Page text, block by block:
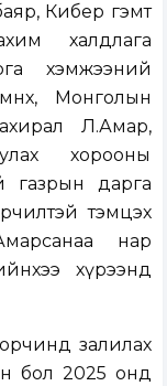
Кибер гэмт
халдлага
хэмжээний
Монголын
Л.Амар,
хорооны
газрын дарга
тэмцэх
нар
хүрээнд
залилах
бол 2025 онд